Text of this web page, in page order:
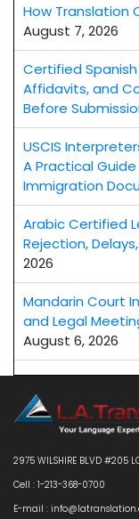
How Translation
August 7, 2026
Certified
Affidavits, and
Before
USCIS
A Practical
Immigration
Arabic Certified
Rejection,
2026
Mandarin Court
and Legal
August 6, 2026
2975 WILSHIRE BLVD #205
Cell : 1-213-368-0700
E-mail :